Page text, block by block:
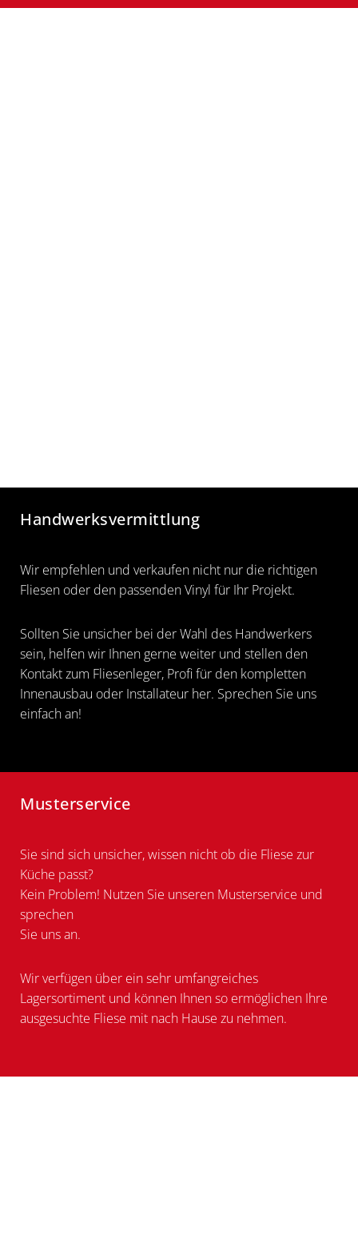
Handwerksvermittlung
Wir empfehlen und verkaufen nicht nur die richtigen
Fliesen oder den passenden Vinyl für Ihr Projekt.
Sollten Sie unsicher bei der Wahl des Handwerkers
sein, helfen wir Ihnen gerne weiter und stellen den
Kontakt zum Fliesenleger, Profi für den kompletten
Innenausbau oder Installateur her. Sprechen Sie uns
einfach an!
Musterservice
Sie sind sich unsicher, wissen nicht ob die Fliese zur
Küche passt?
Kein Problem! Nutzen Sie unseren Musterservice und
sprechen
Sie uns an.
Wir verfügen über ein sehr umfangreiches
Lagersortiment und können Ihnen so ermöglichen Ihre
ausgesuchte Fliese mit nach Hause zu nehmen.